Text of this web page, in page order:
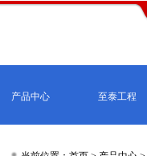
产品中心 至泰工程